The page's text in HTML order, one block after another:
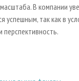
В компании
успешным, так как в
перспективность.